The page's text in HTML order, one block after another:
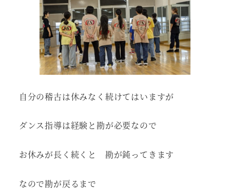
自分の稽古は休みなく続けてはいますが
ダンス指導は経験と勘が必要なので
お休みが長く続くと 勘が鈍ってきます
なので勘が戻るまで